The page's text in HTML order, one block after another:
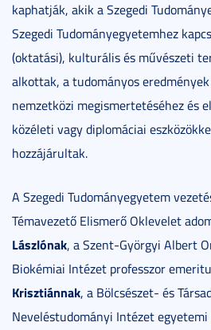
kaphatják, akik a Szegedi
Szegedi Tudományegyetemhez
(oktatási), kulturális és művészeti
alkottak, a tudományos
nemzetközi megismertetéséhez és
közéleti vagy diplomáciai
hozzájárultak.
A Szegedi Tudományegyetem
Témavezető Elismerő Oklevelet
Lászlónak, a Szent-Györgyi Albert
Biokémiai Intézet professzor
Krisztiánnak, a Bölcsészet- és
Neveléstudományi Intézet